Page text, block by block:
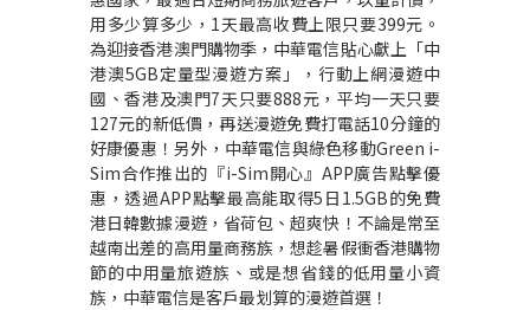
用多少算多少，1天最高收費上限只要399元。
為迎接香港澳門購物季，中華電信貼心獻上「中
港澳5GB定量型漫遊方案」，行動上網漫遊中
國、香港及澳門7天只要888元，平均一天只要
127元的新低價，再送漫遊免費打電話10分鐘的
好康優惠！另外，中華電信與綠色移動Green i-
Sim合作推出的『i-Sim開心』APP廣告點擊優
惠，透過APP點擊最高能取得5日1.5GB的免費
港日韓數據漫遊，省荷包、超爽快！不論是常至
越南出差的高用量商務族，想趁暑假衝香港購物
節的中用量旅遊族、或是想省錢的低用量小資
族，中華電信是客戶最划算的漫遊首選！